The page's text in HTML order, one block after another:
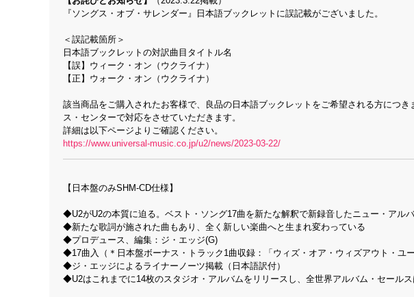
『ソングス・オブ・サレンダー』日本語ブックレットに誤記載がございました。
＜誤記載箇所＞
日本語ブックレットの対訳曲目タイトル名
【誤】ウィーク・オン（ウクライナ）
【正】ウォーク・オン（ウクライナ）
該当商品をご購入されたお客様で、良品の日本語ブックレットをご希望される方につ
ス・センターで対応をさせていただきます。
詳細は以下ページよりご確認ください。
https://www.universal-music.co.jp/u2/news/2023-03-22/
【日本盤のみSHM-CD仕様】
◆U2がU2の本質に迫る。ベスト・ソング17曲を新たな解釈で新録音したニュー・アル
◆新たな歌詞が施された曲もあり、全く新しい楽曲へと生まれ変わっている
◆プロデュース、編集：ジ・エッジ(G)
◆17曲入（＊日本盤ボーナス・トラック1曲収録：「ウィズ・オア・ウィズアウト・ユー
◆ジ・エッジによるライナーノーツ掲載（日本語訳付）
◆U2はこれまでに14枚のスタジオ・アルバムをリリースし、全世界アルバム・セール